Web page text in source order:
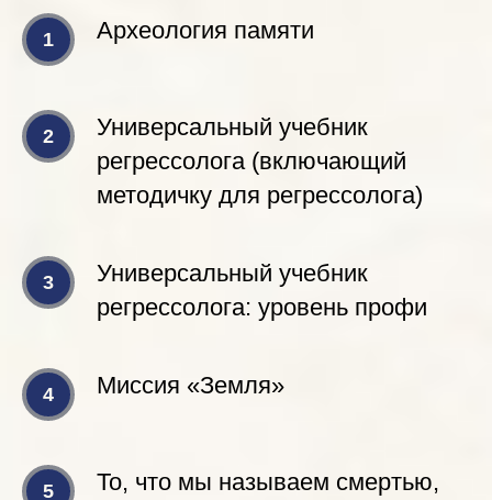
Археология памяти
Универсальный учебник
регрессолога (включающий
методичку для регрессолога)
Универсальный учебник
регрессолога: уровень профи
Миссия «Земля»
То, что мы называем смертью,